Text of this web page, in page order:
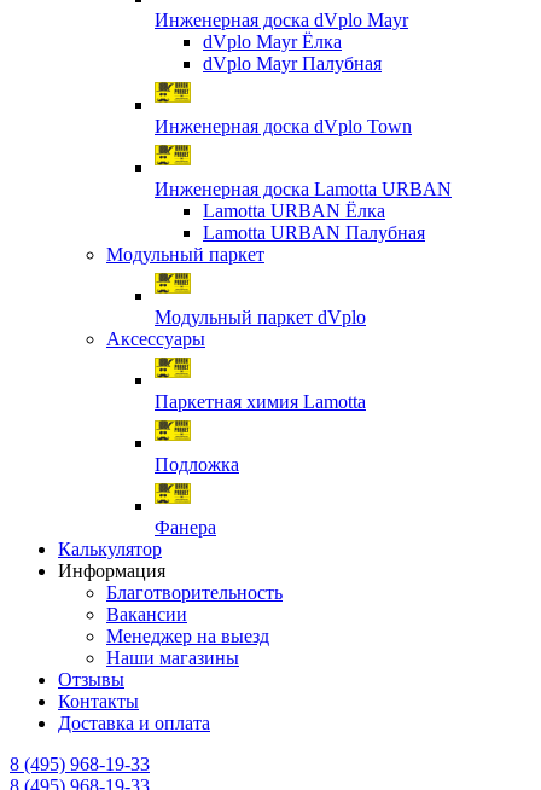
Инженерная доска dVplo Mayr
dVplo Mayr Ёлка
dVplo Mayr Палубная
Инженерная доска dVplo Town
Инженерная доска Lamotta URBAN
Lamotta URBAN Ёлка
Lamotta URBAN Палубная
Модульный паркет
Модульный паркет dVplo
Аксессуары
Паркетная химия Lamotta
Подложка
Фанера
Калькулятор
Информация
Благотворительность
Вакансии
Менеджер на выезд
Наши магазины
Отзывы
Контакты
Доставка и оплата
8 (495) 968-19-33
8 (495) 968-19-33